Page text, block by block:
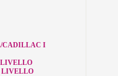
CADILLAC I
LIVELLO